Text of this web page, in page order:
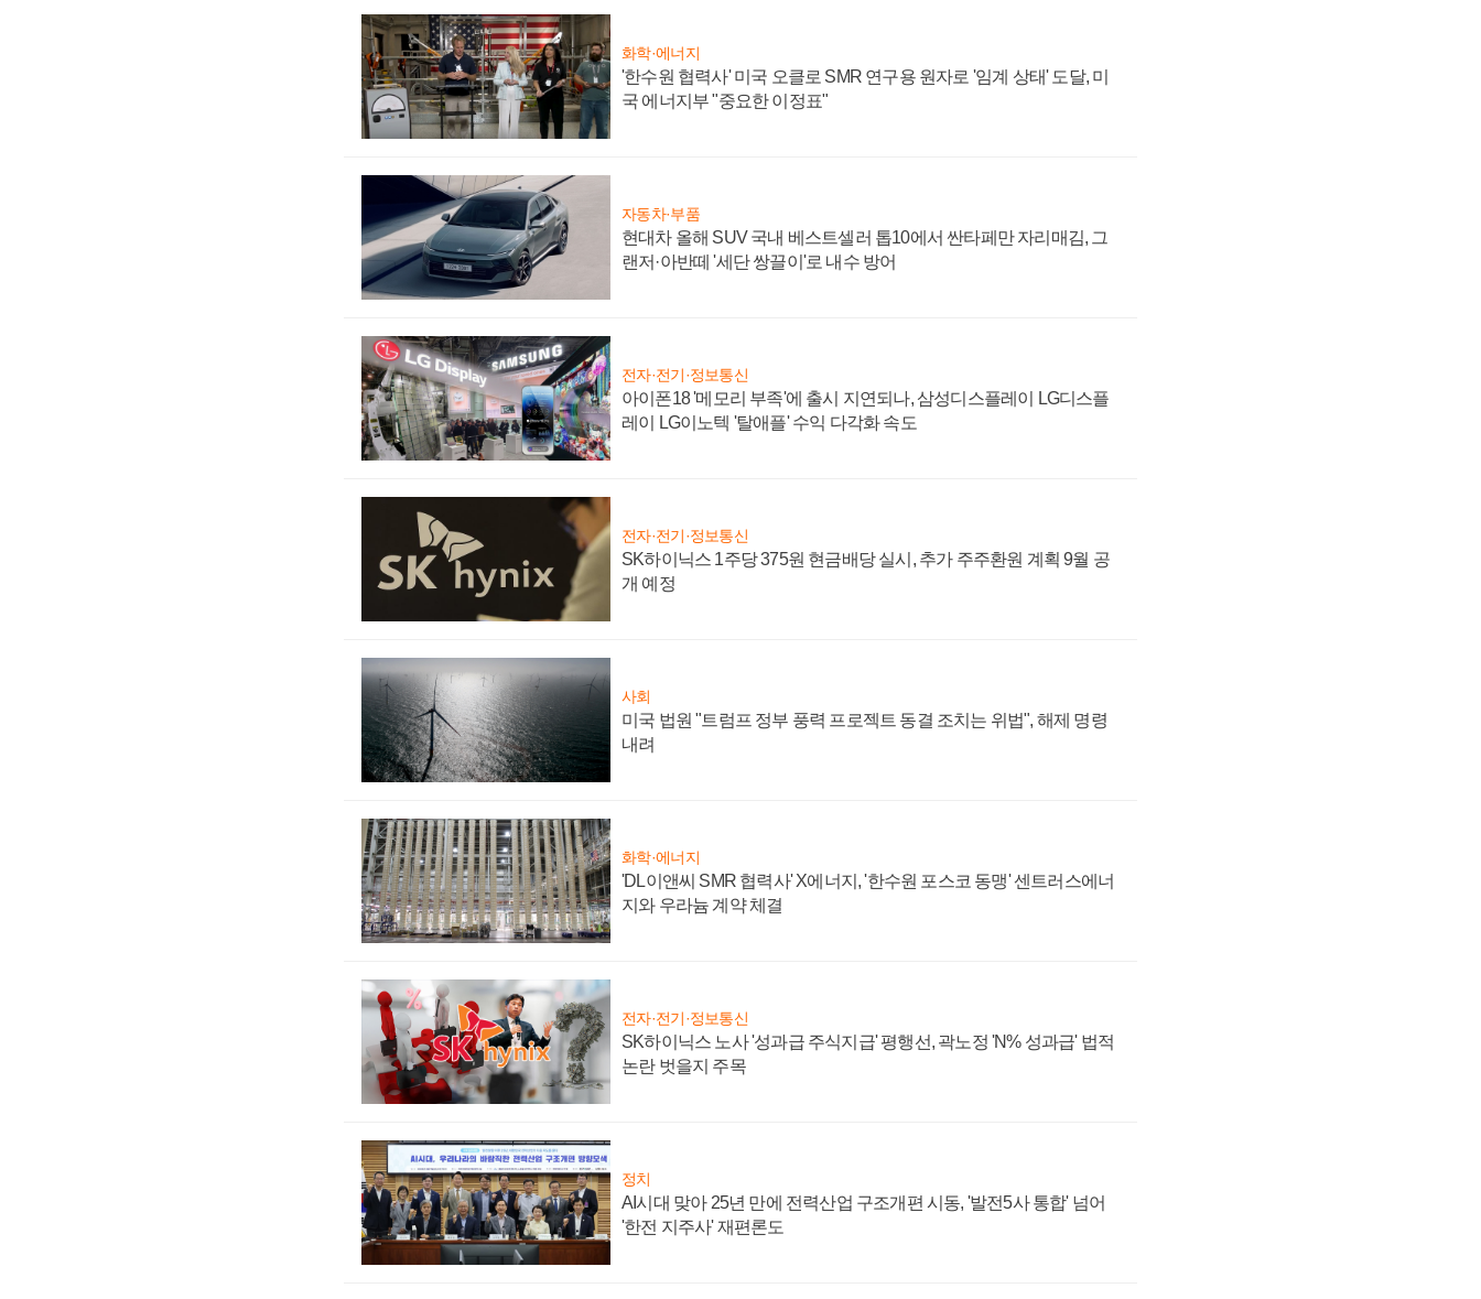
화학·에너지
'한수원 협력사' 미국 오클로 SMR 연구용 원자로 '임계 상태' 도달, 미
국 에너지부 "중요한 이정표"
자동차·부품
현대차 올해 SUV 국내 베스트셀러 톱10에서 싼타페만 자리매김, 그
랜저·아반떼 '세단 쌍끌이'로 내수 방어
전자·전기·정보통신
아이폰18 '메모리 부족'에 출시 지연되나, 삼성디스플레이 LG디스플
레이 LG이노텍 '탈애플' 수익 다각화 속도
전자·전기·정보통신
SK하이닉스 1주당 375원 현금배당 실시, 추가 주주환원 계획 9월 공
개 예정
사회
미국 법원 "트럼프 정부 풍력 프로젝트 동결 조치는 위법", 해제 명령
내려
화학·에너지
'DL이앤씨 SMR 협력사' X에너지, '한수원 포스코 동맹' 센트러스에너
지와 우라늄 계약 체결
전자·전기·정보통신
SK하이닉스 노사 '성과급 주식지급' 평행선, 곽노정 'N% 성과급' 법적
논란 벗을지 주목
정치
AI시대 맞아 25년 만에 전력산업 구조개편 시동, '발전5사 통합' 넘어
'한전 지주사' 재편론도